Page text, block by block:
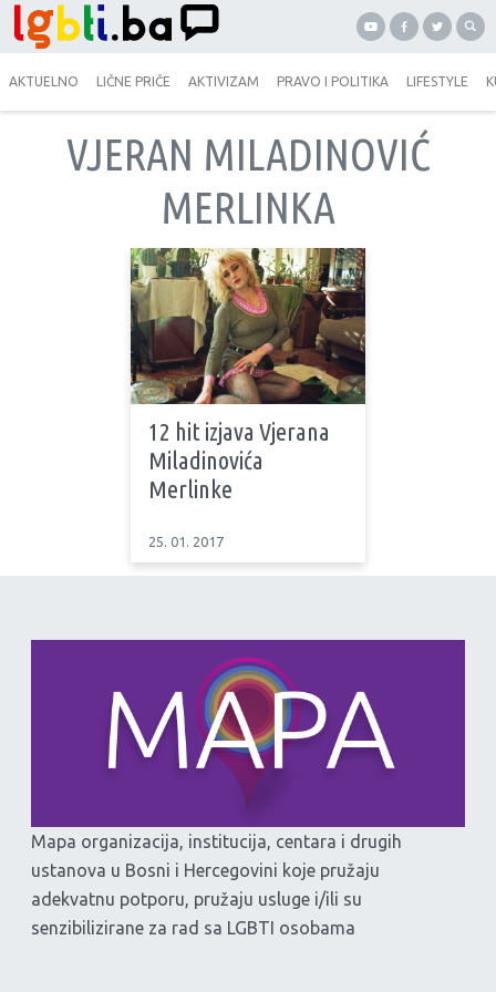
AKTUELNO LIČNE PRIČE AKTIVIZAM PRAVO I POLITIKA LIFESTYLE
VJERAN MILADINOVIĆ
MERLINKA
12 hit izjava Vjerana
Miladinovića
Merlinke
25. 01. 2017
Mapa organizacija, institucija, centara i drugih
ustanova u Bosni i Hercegovini koje pružaju
adekvatnu potporu, pružaju usluge i/ili su
senzibilizirane za rad sa LGBTI osobama